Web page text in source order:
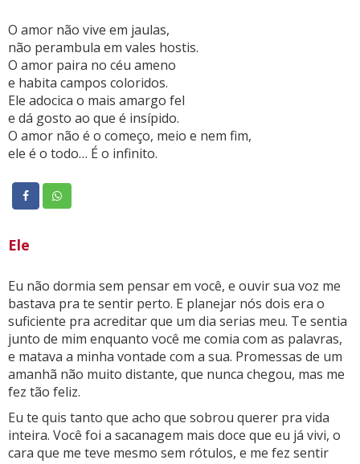
O amor não vive em jaulas,
não perambula em vales hostis.
O amor paira no céu ameno
e habita campos coloridos.
Ele adocica o mais amargo fel
e dá gosto ao que é insípido.
O amor não é o começo, meio e nem fim,
ele é o todo… É o infinito.
Ele
Eu não dormia sem pensar em você, e ouvir sua voz me
bastava pra te sentir perto. E planejar nós dois era o
suficiente pra acreditar que um dia serias meu. Te sentia
junto de mim enquanto você me comia com as palavras,
e matava a minha vontade com a sua. Promessas de um
amanhã não muito distante, que nunca chegou, mas me
fez tão feliz.
Eu te quis tanto que acho que sobrou querer pra vida
inteira. Você foi a sacanagem mais doce que eu já vivi, o
cara que me teve mesmo sem rótulos, e me fez sentir